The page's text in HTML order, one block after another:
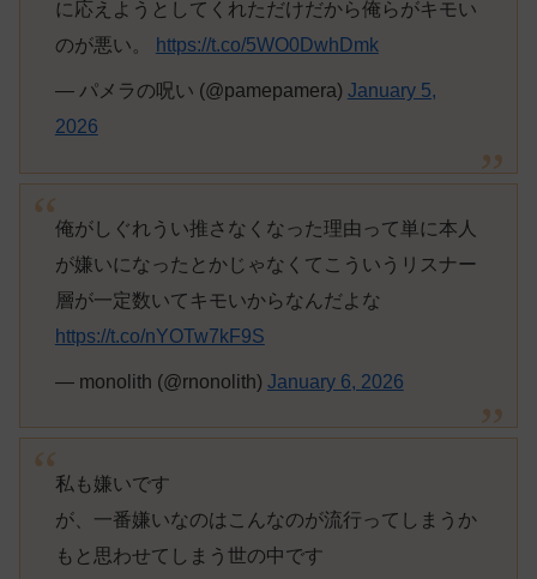
に応えようとしてくれただけだから俺らがキモい
のが悪い。
https://t.co/5WO0DwhDmk
— パメラの呪い (@pamepamera) January 5,
2026
俺がしぐれうい推さなくなった理由って単に本人
が嫌いになったとかじゃなくてこういうリスナー
層が一定数いてキモいからなんだよな
https://t.co/nYOTw7kF9S
— monolith (@rnonolith) January 6, 2026
私も嫌いです
が、一番嫌いなのはこんなのが流行ってしまうか
もと思わせてしまう世の中です